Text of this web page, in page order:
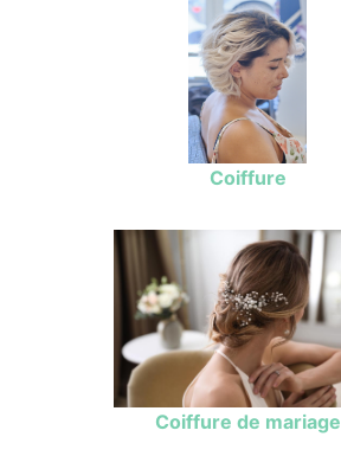
Coiffure
Coiffure de mariage